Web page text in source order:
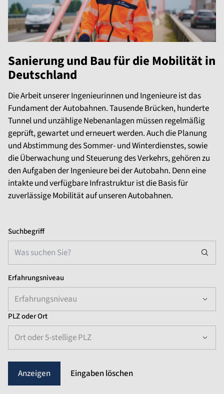
Sanierung und Bau für die Mobilität in
Deutschland
Die Arbeit unserer Ingenieurinnen und Ingenieure ist das
Fundament der Autobahnen. Tausende Brücken, hunderte
Tunnel und unzählige Nebenanlagen müssen regelmäßig
geprüft, gewartet und erneuert werden. Auch die Planung
und Abstimmung des Sommer- und Winterdienstes, sowie
die Überwachung und Steuerung des Verkehrs, gehören zu
den Aufgaben der Ingenieure bei der Autobahn. Denn eine
intakte und verfügbare Infrastruktur ist die Basis für
zuverlässige Mobilität auf unseren Autobahnen.
Suchbegriff
Erfahrungsniveau
Erfahrungsniveau
PLZ oder Ort
Ort oder 5-stellige PLZ
Eingaben löschen